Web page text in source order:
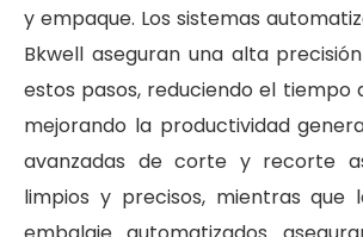
y empaque. Los sistemas
Bkwell aseguran una alta
estos pasos, reduciendo el tiempo
mejorando la productividad
avanzadas de corte y recorte
limpios y precisos, mientras que